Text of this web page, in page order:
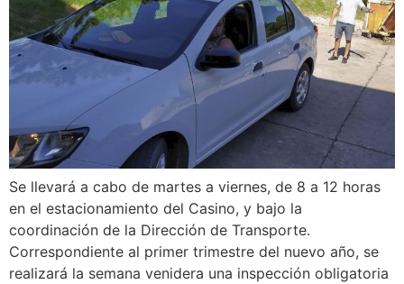
Se llevará a cabo de martes a viernes, de 8 a 12 horas
en el estacionamiento del Casino, y bajo la
coordinación de la Dirección de Transporte.
Correspondiente al primer trimestre del nuevo año, se
realizará la semana venidera una inspección obligatoria